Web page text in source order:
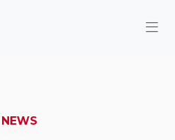
NEWS